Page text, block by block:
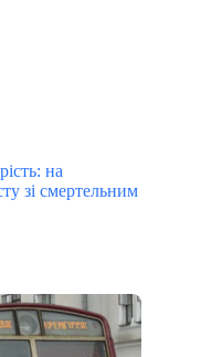
на
зі смертельним